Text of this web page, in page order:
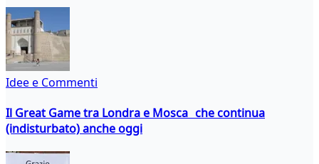
Idee e Commenti
Il Great Game tra Londra e Mosca che continua
(indisturbato) anche oggi